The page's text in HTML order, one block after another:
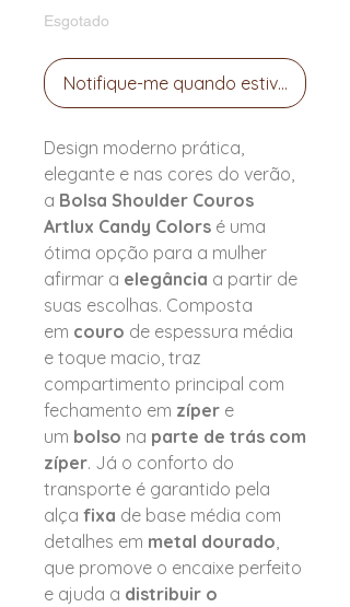
Esgotado
Notifique-me quando estiver
Design moderno prática,
elegante e nas cores do verão,
a Bolsa Shoulder Couros
Artlux Candy Colors é uma
ótima opção para a mulher
afirmar a elegância a partir de
suas escolhas. Composta
em couro de espessura média
e toque macio, traz
compartimento principal com
fechamento em zíper e
um bolso na parte de trás com
zíper. Já o conforto do
transporte é garantido pela
alça fixa de base média com
detalhes em metal dourado,
que promove o encaixe perfeito
e ajuda a distribuir o